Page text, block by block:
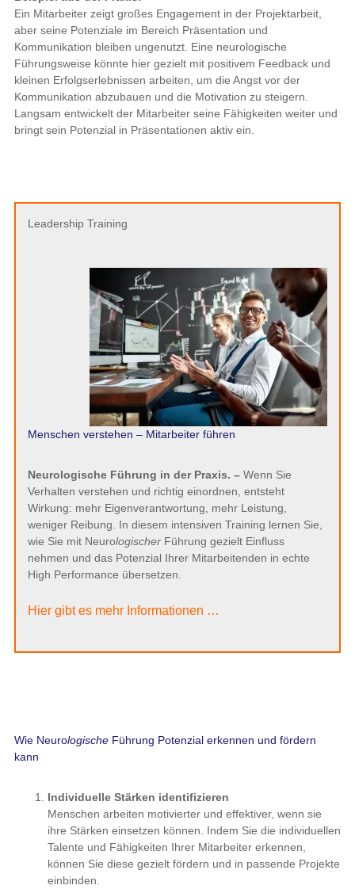
Ein Mitarbeiter zeigt großes Engagement in der Projektarbeit,
aber seine Potenziale im Bereich Präsentation und
Kommunikation bleiben ungenutzt. Eine neurologische
Führungsweise könnte hier gezielt mit positivem Feedback und
kleinen Erfolgserlebnissen arbeiten, um die Angst vor der
Kommunikation abzubauen und die Motivation zu steigern.
Langsam entwickelt der Mitarbeiter seine Fähigkeiten weiter und
bringt sein Potenzial in Präsentationen aktiv ein.
Leadership Training
Menschen verstehen – Mitarbeiter führen
Neurologische Führung in der Praxis. – Wenn Sie
Verhalten verstehen und richtig einordnen, entsteht
Wirkung: mehr Eigenverantwortung, mehr Leistung,
weniger Reibung. In diesem intensiven Training lernen Sie,
wie Sie mit NeurologischerFührung gezielt Einfluss
nehmen und das Potenzial Ihrer Mitarbeitenden in echte
High Performance übersetzen.
Hier gibt es mehr Informationen …
Wie NeurologischeFührung Potenzial erkennen und fördern
kann
Individuelle Stärken identifizieren
Menschen arbeiten motivierter und effektiver, wenn sie
ihre Stärken einsetzen können. Indem Sie die individuellen
Talente und Fähigkeiten Ihrer Mitarbeiter erkennen,
können Sie diese gezielt fördern und in passende Projekte
einbinden.